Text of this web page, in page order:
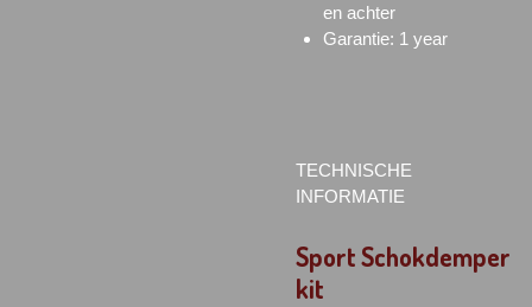
en achter
Garantie: 1 year
TECHNISCHE
INFORMATIE
Sport Schokdemper
kit